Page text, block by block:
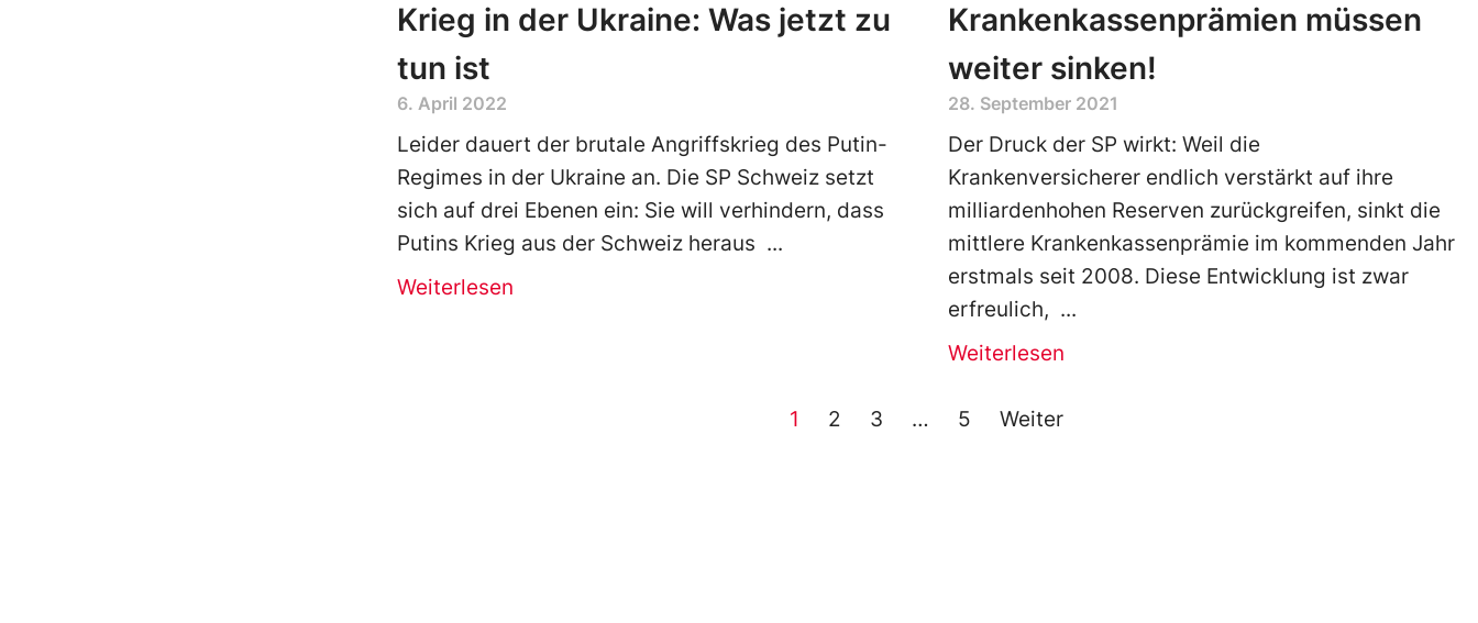
Krieg in der Ukraine: Was jetzt zu
tun ist
6. April 2022
Leider dauert der brutale Angriffskrieg des Putin-
Regimes in der Ukraine an. Die SP Schweiz setzt
sich auf drei Ebenen ein: Sie will verhindern, dass
Putins Krieg aus der Schweiz heraus
Weiterlesen
Krankenkassenprämien müssen
weiter sinken!
28. September 2021
Der Druck der SP wirkt: Weil die
Krankenversicherer endlich verstärkt auf ihre
milliardenhohen Reserven zurückgreifen, sinkt die
mittlere Krankenkassenprämie im kommenden Jahr
erstmals seit 2008. Diese Entwicklung ist zwar
erfreulich,
Weiterlesen
1 2 3 … 5 Weiter